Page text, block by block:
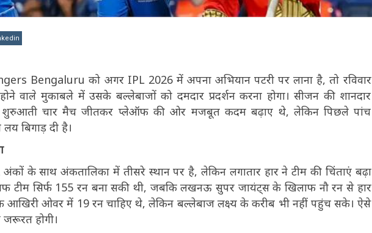
Bengaluru को अगर IPL 2026 में अपना अभियान पटरी पर लाना है, तो रविवार
वाले मुकाबले में उसके बल्लेबाजों को दमदार प्रदर्शन करना होगा। सीजन की शानदार
चार मैच जीतकर प्लेऑफ की ओर मजबूत कदम बढ़ाए थे, लेकिन पिछले पांच
बिगाड़ दी है।
के साथ अंकतालिका में तीसरे स्थान पर है, लेकिन लगातार हार ने टीम की चिंताएं बढ़ा
टीम सिर्फ 155 रन बना सकी थी, जबकि लखनऊ सुपर जायंट्स के खिलाफ नौ रन से हार
ओवर में 19 रन चाहिए थे, लेकिन बल्लेबाज लक्ष्य के करीब भी नहीं पहुंच सके। ऐसे
होगी।